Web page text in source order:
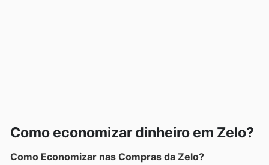
Como economizar dinheiro em Zelo?
Como Economizar nas Compras da Zelo?